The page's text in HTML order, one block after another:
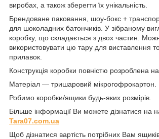
виробах, а також зберегти їх унікальність.
Брендоване паковання, шоу-бокс +
для шоколадних батончиків. У зібраному
коробку, що складається з двох частин.
використовувати цю тару для виставлення
прилавок.
Конструкція коробки повністю розроблена
Матеріал — тришаровий мікрогофрокартон.
Робимо коробки/ящики будь-яких розмірів.
Більше інформації Ви можете дізнатися на
Tara07.com.ua
Щоб дізнатися вартість потрібних Вам